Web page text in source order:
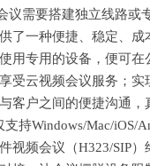
议需要搭建独立线路或
了一种便捷、稳定、成
用专用的设备，便可在
受云视频会议服务；实
客户之间的便捷沟通，
持Windows/Mac/iOS/
视频会议（H323/SIP）